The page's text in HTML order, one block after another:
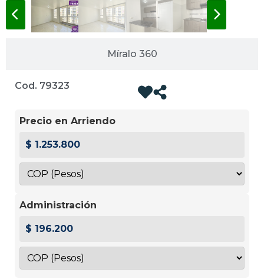
Míralo 360
Cod. 79323
Precio en Arriendo
$ 1.253.800
Administración
$ 196.200